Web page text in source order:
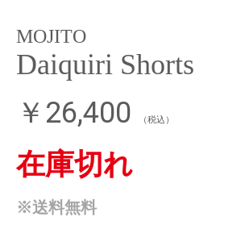
MOJITO
Daiquiri Shorts
￥26,400 （税込）
在庫切れ
※送料無料